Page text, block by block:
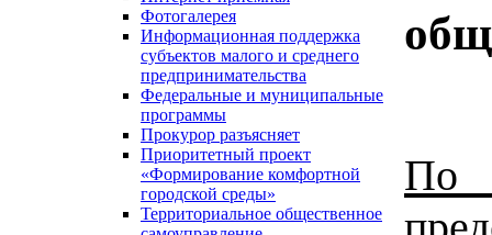
Фотогалерея
Информационная поддержка
субъектов малого и среднего
предпринимательства
Федеральные и муниципальные
программы
Прокурор разъясняет
Приоритетный проект
«Формирование комфортной
городской среды»
Территориальное общественное